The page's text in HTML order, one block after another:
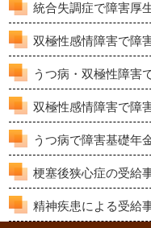
統合失調症で障害厚
双極性感情障害で障
うつ病・双極性障害
双極性感情障害で障
うつ病で障害基礎年
梗塞後狭心症の受給
精神疾患による受給